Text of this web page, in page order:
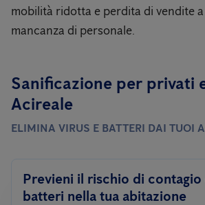
mobilità ridotta e perdita di vendite
mancanza di personale.
Sanificazione per privati
Acireale
ELIMINA VIRUS E BATTERI DAI TUOI
Previeni il rischio di contagio
batteri nella tua abitazione